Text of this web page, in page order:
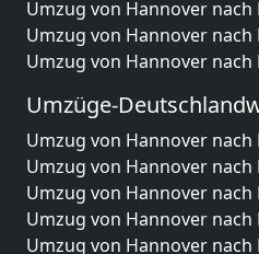
Umzug von Hannover nach
Umzug von Hannover
Umzug von Hannover
Umzüge-
Umzug von Hannover nach
Umzug von Hannover
Umzug von Hannover nach
Umzug von Hannover nach
Umzug von Hannover